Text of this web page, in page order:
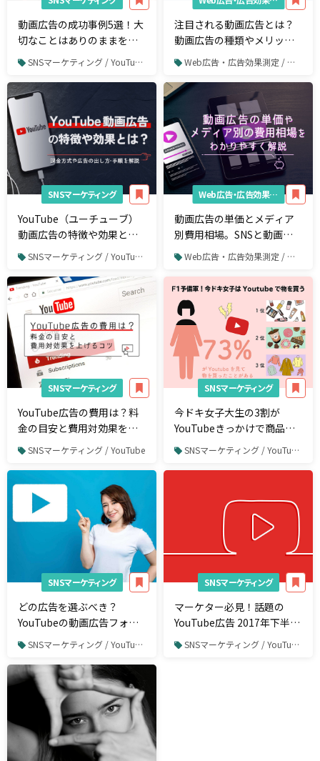
動画広告の成功事例5選！大
切なことはありのままを伝
えるだけ
SNSマーケティング / YouTube / YouTube広告
注目される動画広告とは？
動画広告の種類やメリッ
ト、媒体ごとの特徴を解
Web広告・広告効果測定 / 動画広告
SNSマーケティング
YouTube（ユーチューブ）
動画広告の特徴や効果とは
｜課金方式や広告の出し
方・手順を解説
SNSマーケティング / YouTube / YouTube広告
Web広告・広告効果測定
動画広告の単価とメディア
別費用相場。SNSと動画の
相性や成功に導くポイント
を紹介
Web広告・広告効果測定 / 動画広告
SNSマーケティング
YouTube広告の費用は？料
金の目安と費用対効果を上
げるコツ
SNSマーケティング / YouTube
SNSマーケティング
今ドキ女子大生の3割が
YouTubeきっかけで商品購
入【株式会社KIRINZの調
SNSマーケティング / YouTube / YouTube広告
SNSマーケティング
どの広告を選ぶべき？
YouTubeの動画広告フォー
マットを徹底解説！
SNSマーケティング / YouTube / YouTube広告
SNSマーケティング
マーケター必見！話題の
YouTube広告 2017年下半期
10選【国内編】
SNSマーケティング / YouTube / YouTube広告